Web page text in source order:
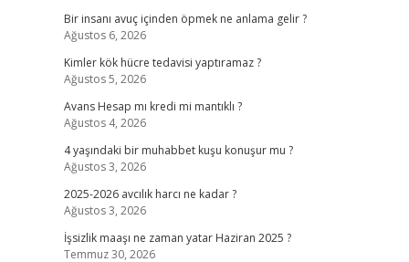
Bir insanı avuç içinden öpmek ne anlama gelir ?
Ağustos 6, 2026
Kimler kök hücre tedavisi yaptıramaz ?
Ağustos 5, 2026
Avans Hesap mı kredi mi mantıklı ?
Ağustos 4, 2026
4 yaşındaki bir muhabbet kuşu konuşur mu ?
Ağustos 3, 2026
2025-2026 avcılık harcı ne kadar ?
Ağustos 3, 2026
İşsizlik maaşı ne zaman yatar Haziran 2025 ?
Temmuz 30, 2026